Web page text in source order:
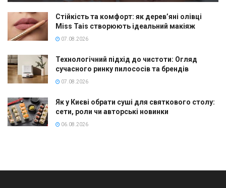
Стійкість та комфорт: як дерев’яні олівці
Miss Tais створюють ідеальний макіяж
07.08.2026
Технологічний підхід до чистоти: Огляд
сучасного ринку пилососів та брендів
07.08.2026
Як у Києві обрати суші для святкового столу:
сети, роли чи авторські новинки
06.08.2026